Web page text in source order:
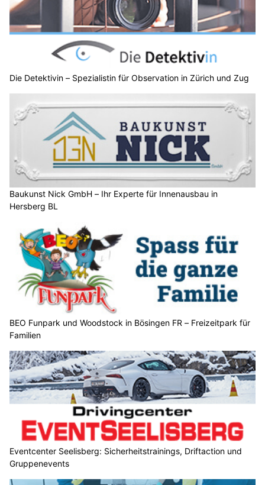
Die Detektivin – Spezialistin für Observation in Zürich und Zug
Baukunst Nick GmbH – Ihr Experte für Innenausbau in
Hersberg BL
BEO Funpark und Woodstock in Bösingen FR – Freizeitpark für
Familien
Eventcenter Seelisberg: Sicherheitstrainings, Driftaction und
Gruppenevents